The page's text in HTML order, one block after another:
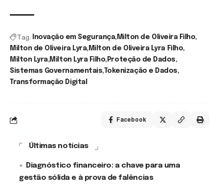
Tag: Inovação em Segurança Milton de Oliveira Filho
Milton de Oliveira Lyra Milton de Oliveira Lyra Filho
Milton Lyra Milton Lyra Filho Proteção de Dados
Sistemas Governamentais Tokenização e Dados
Transformação Digital
Facebook
Últimas notícias
Diagnóstico financeiro: a chave para uma
gestão sólida e à prova de falências